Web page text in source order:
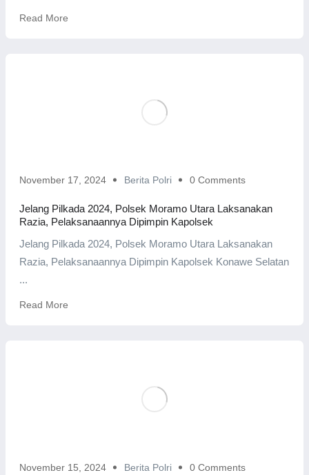
Read More
November 17, 2024 Berita Polri 0 Comments
Jelang Pilkada 2024, Polsek Moramo Utara Laksanakan
Razia, Pelaksanaannya Dipimpin Kapolsek
Jelang Pilkada 2024, Polsek Moramo Utara Laksanakan
Razia, Pelaksanaannya Dipimpin Kapolsek Konawe Selatan
...
Read More
November 15, 2024 Berita Polri 0 Comments